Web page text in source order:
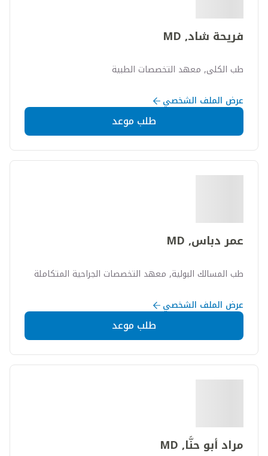
فريحة شاد, MD
طب الكلى, معهد التخصصات الطبية
عرض الملف الشخصي
طلب موعد
عمر دباس, MD
طب المسالك البولية, معهد التخصصات الجراحية المتكاملة
عرض الملف الشخصي
طلب موعد
مراد أبو حنَّا, MD